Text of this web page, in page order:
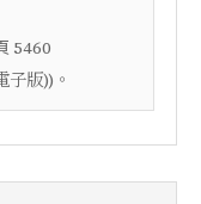
5460
版))。